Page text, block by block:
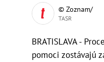
© Zoznam/
TASR
BRATISLAVA -
pomoci zostávajú